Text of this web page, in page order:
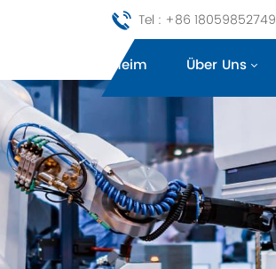
Tel : +86 18059852749
Heim Über Uns